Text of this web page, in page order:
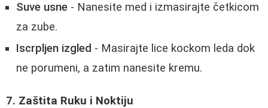
Suve usne - Nanesite med i izmasirajte četkicom
za zube.
Iscrpljen izgled - Masirajte lice kockom leda dok
ne porumeni, a zatim nanesite kremu.
7. Zaštita Ruku i Noktiju